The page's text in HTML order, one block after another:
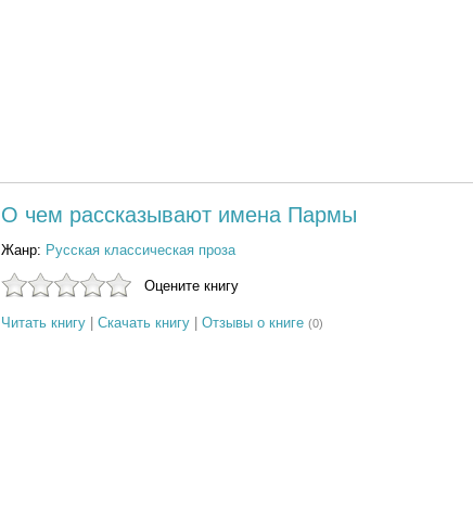
О чем рассказывают имена Пармы
Жанр: Русская классическая проза
Оцените книгу
Читать книгу| Скачать книгу| Отзывы о книге (0)